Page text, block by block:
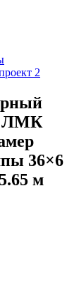
2
ЛМК
36×6
м